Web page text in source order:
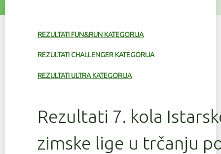
REZULTATI FUN&RUN KATEGORIJA
REZULTATI CHALLENGER KATEGORIJA
REZULTATI ULTRA KATEGORIJA
Rezultati 7. kola
zimske lige u trčanju